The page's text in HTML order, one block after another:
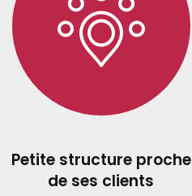
Petite structure proche
de ses clients